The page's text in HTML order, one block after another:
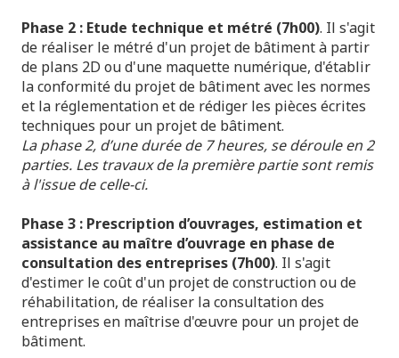
Phase 2 : Etude technique et métré (7h00). Il s'agit
de réaliser le métré d'un projet de bâtiment à partir
de plans 2D ou d'une maquette numérique, d'établir
la conformité du projet de bâtiment avec les normes
et la réglementation et de rédiger les pièces écrites
techniques pour un projet de bâtiment.
La phase 2, d’une durée de 7 heures, se déroule en 2
parties. Les travaux de la première partie sont remis
à l'issue de celle-ci.
Phase 3 : Prescription d’ouvrages, estimation et
assistance au maître d’ouvrage en phase de
consultation des entreprises (7h00). Il s'agit
d'estimer le coût d'un projet de construction ou de
réhabilitation, de réaliser la consultation des
entreprises en maîtrise d'œuvre pour un projet de
bâtiment.